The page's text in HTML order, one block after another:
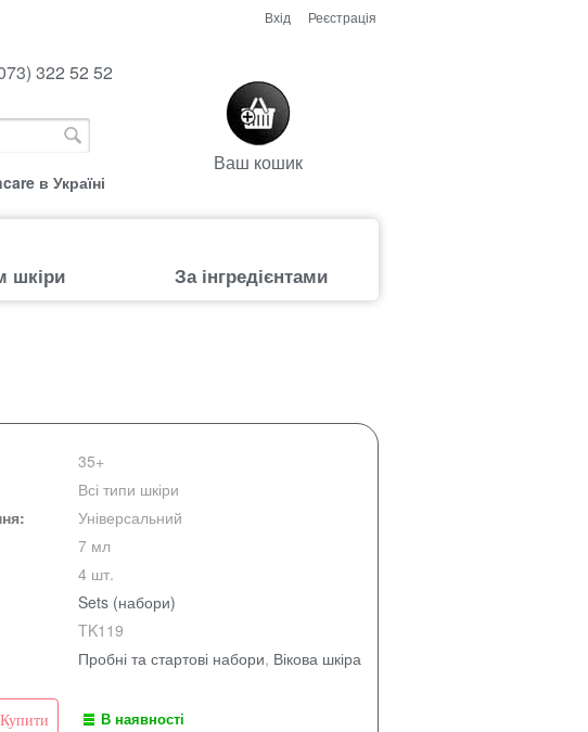
Вхід Реєстрація
в Україні
322 52 52
Ваш кошик
шкіри За інгредієнтами
35+
Всі типи шкіри
Універсальний
7 мл
4 шт.
Sets (набори)
TK119
Пробні та стартові набори, Вікова шкіра
В наявності